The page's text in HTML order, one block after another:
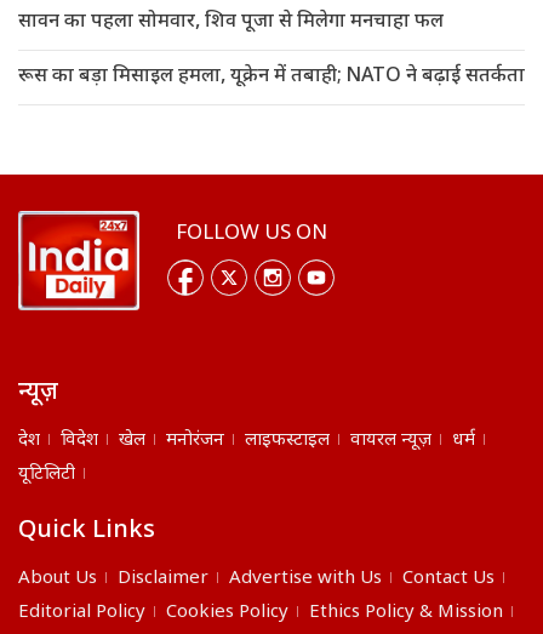
सावन का पहला सोमवार, शिव पूजा से मिलेगा मनचाहा फल
रूस का बड़ा मिसाइल हमला, यूक्रेन में तबाही; NATO ने बढ़ाई सतर्कता
FOLLOW US ON
न्यूज़
देश विदेश खेल मनोरंजन लाइफस्टाइल वायरल न्यूज़
धर्म
यूटिलिटी
Quick Links
About Us Disclaimer Advertise with Us
Contact Us
Editorial Policy
Cookies Policy Ethics Policy & Mission